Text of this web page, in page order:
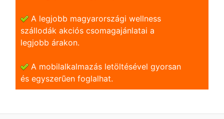
A legjobb magyarországi wellness
szállodák akciós csomagajánlatai a
legjobb árakon.
A mobilalkalmazás letöltésével gyorsan
és egyszerũen foglalhat.